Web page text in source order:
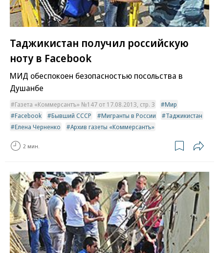
Таджикистан получил российскую
ноту в Facebook
МИД обеспокоен безопасностью посольства в
Душанбе
Газета «Коммерсантъ» №147 от 17.08.2013, стр. 3
Мир
Facebook
Бывший СССР Мигранты в России
Таджикистан
Елена Черненко
Архив газеты «Коммерсантъ»
2 мин.